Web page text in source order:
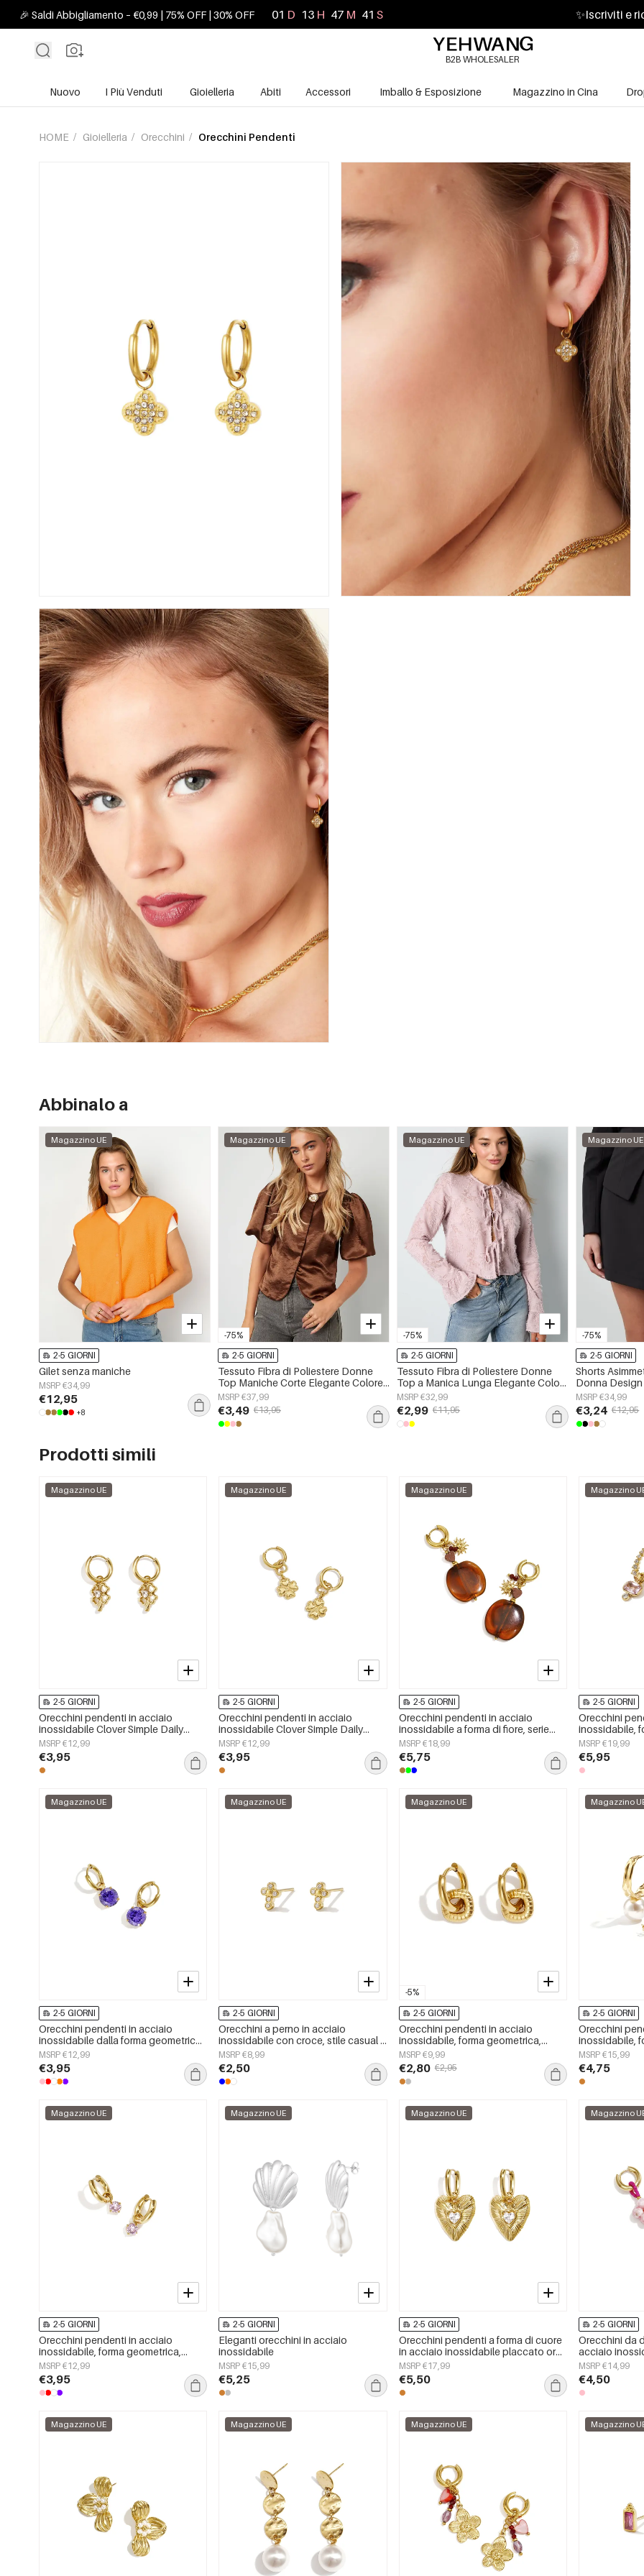
🎉 Saldi Abbigliamento – €0,99 | 75% OFF | 30% OFF 01 D 13 H 47 M 39 S ✨Iscriviti e
B2B WHOLESALER
Nuovo I Più Venduti Gioielleria Abiti Accessori Imballo & Esposizione Magazzino in Cina
HOME / Gioielleria / Orecchini / Orecchini Pendenti
Abbinalo a
Magazzino UE
2-5 GIORNI
Gilet senza maniche
MSRP €34,99
€12,95
+8
-75%
Magazzino UE
2-5 GIORNI
Tessuto Fibra di Poliestere Donne
Top Maniche Corte Elegante Colore
Puro
MSRP €37,99
€3,49 €13,95
-75%
Magazzino UE
2-5 GIORNI
Tessuto Fibra di Poliestere Donne
Top a Manica Lunga Elegante Colore
Puro Primavera/Estate
MSRP €32,99
€2,99 €11,95
-75%
Magazzino UE
2-5 GIORNI
Shorts
Donna
MSRP €34,99
€3,24 €12,95
Prodotti simili
Magazzino UE
2-5 GIORNI
Orecchini pendenti in acciaio
inossidabile Clover Simple Daily
Simple Series Gioielli da donna
MSRP €12,99
€3,95
Magazzino UE
2-5 GIORNI
Orecchini pendenti in acciaio
inossidabile Clover Simple Daily
Simple Series Gioielli da donna
MSRP €12,99
€3,95
Magazzino UE
2-5 GIORNI
Orecchini pendenti in acciaio
inossidabile a forma di fiore, serie
Daily Simple, gioielli da donna
MSRP €18,99
€5,75
Magazzino
2-5 GIORNI
Orecchini
inossidabile,
casual e
MSRP €19,99
€5,95
Magazzino UE
2-5 GIORNI
Orecchini pendenti in acciaio
inossidabile dalla forma geometrica,
casual e semplici, della serie da
donna.
MSRP €12,99
€3,95
Magazzino UE
2-5 GIORNI
Orecchini a perno in acciaio
inossidabile con croce, stile casual e
semplice, per tutti i giorni, gioielli da
donna
MSRP €8,99
€2,50
-5%
Magazzino UE
2-5 GIORNI
Orecchini pendenti in acciaio
inossidabile, forma geometrica,
semplici, serie &quot;Daily
Simple&quot;, gioielli da donna.
MSRP €9,99
€2,80 €2,95
Magazzino
2-5 GIORNI
Orecchini
inossidabile,
semplici, serie
Simple&quot;,
MSRP €15,99
€4,75
Magazzino UE
2-5 GIORNI
Orecchini pendenti in acciaio
inossidabile, forma geometrica,
semplici, serie &quot;Daily
Simple&quot;, gioielli da donna.
MSRP €12,99
€3,95
Magazzino UE
2-5 GIORNI
Eleganti orecchini in acciaio
inossidabile
MSRP €15,99
€5,25
Magazzino UE
2-5 GIORNI
Orecchini pendenti a forma di cuore
in acciaio inossidabile placcato oro
14 carati, serie Simple Daily Simple,
gioielli da donna
MSRP €17,99
€5,50
Magazzino
2-5 GIORNI
Orecchini da
acciaio
semplici e
MSRP €14,99
€4,50
Magazzino UE Magazzino UE Magazzino UE Magazzino